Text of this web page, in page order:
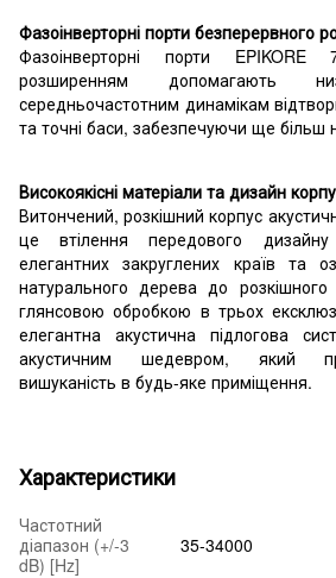
Фазоінверторні порти безперервного
Фазоінверторні порти
розширенням допомагають
середньочастотним динамікам
та точні баси, забезпечуючи ще більш
Високоякісні матеріали та дизайн
Витончений, розкішний корпус
це втілення передового дизайну
елегантних закруглених країв та
натурального дерева до
глянсовою обробкою в трьох
елегантна акустична підлогова
акустичним шедевром, який
вишуканість в будь-яке приміщення.
Характеристики
Частотний
діапазон (+/-3
dB) [Hz]
35-34000